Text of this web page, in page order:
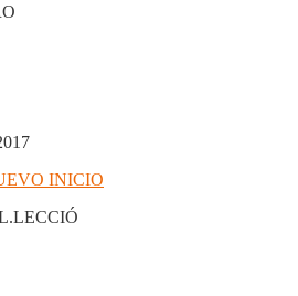
INICIO